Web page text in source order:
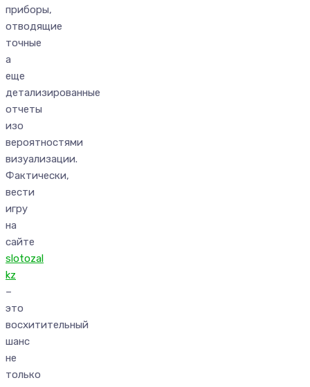
приборы,
отводящие
точные
а
еще
детализированные
отчеты
изо
вероятностями
визуализации.
Фактически,
вести
игру
на
сайте
slotozal
kz
–
это
восхитительный
шанс
не
только